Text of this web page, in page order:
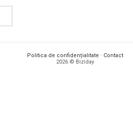
Politica de confidențialitate · Contact
2026 © Biziday